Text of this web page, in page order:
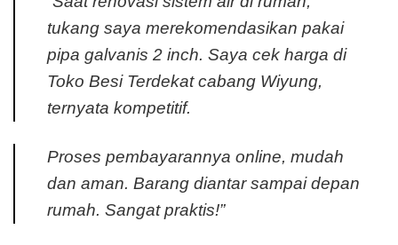
tukang saya merekomendasikan pakai
pipa galvanis 2 inch. Saya cek harga di
Toko Besi Terdekat cabang Wiyung,
ternyata kompetitif.
Proses pembayarannya online, mudah
dan aman. Barang diantar sampai depan
rumah. Sangat praktis!”